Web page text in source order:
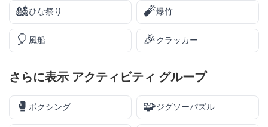
🎎ひな祭り 🧨爆竹
🎈 風船 🎉クラッカー
さらに表示 アクティビティ グループ
🥊 ボクシング 🧩ジグソーパズル